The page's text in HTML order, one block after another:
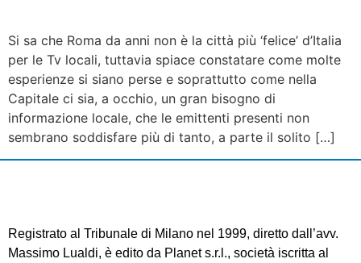
Si sa che Roma da anni non è la città più ‘felice’ d’Italia
per le Tv locali, tuttavia spiace constatare come molte
esperienze si siano perse e soprattutto come nella
Capitale ci sia, a occhio, un gran bisogno di
informazione locale, che le emittenti presenti non
sembrano soddisfare più di tanto, a parte il solito […]
Registrato al Tribunale di Milano nel 1999, diretto dall’avv.
Massimo Lualdi, è edito da Planet s.r.l., società iscritta al